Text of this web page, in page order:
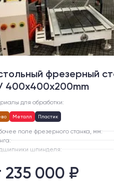
фрезерный
400x400x200mm
для обработки:
Металл Пластик
поле фрезерного станка, мм:
шпинделя:
235 000 ₽